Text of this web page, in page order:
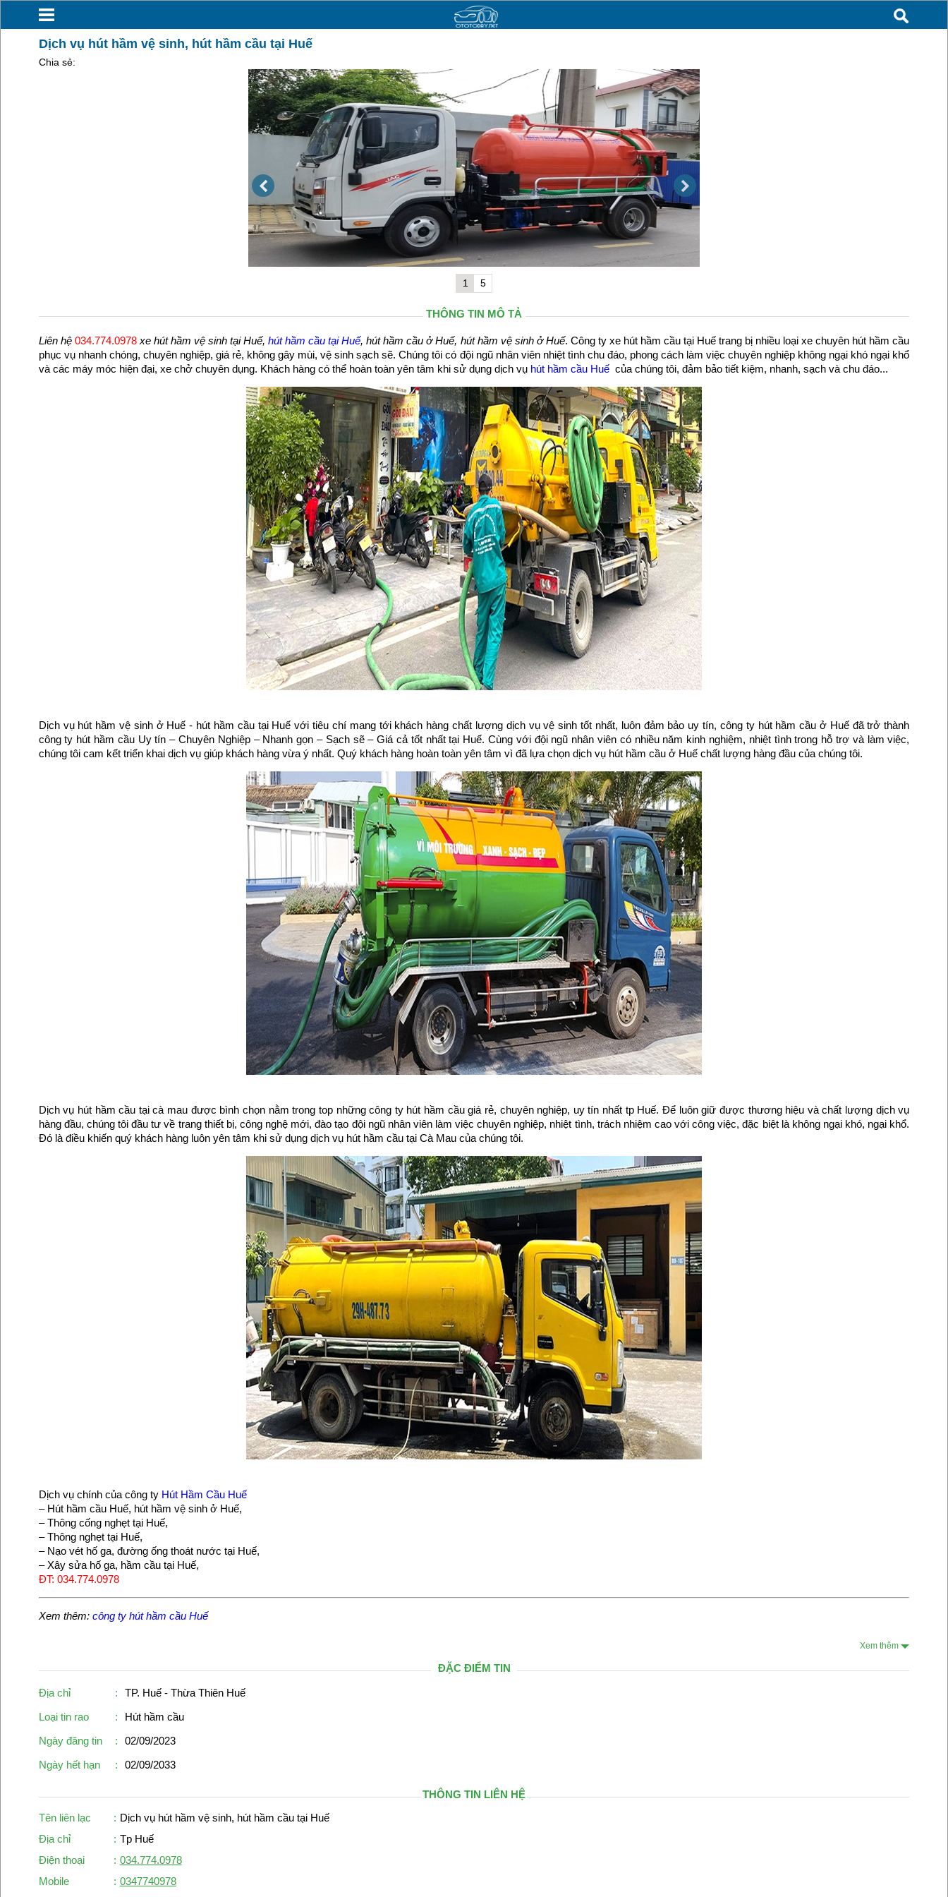
Dịch vụ hút hầm vệ sinh, hút hầm cầu tại Huế
Chia sẻ:
1 5
THÔNG TIN MÔ TẢ
Liên hệ 034.774.0978xe hút hầm vệ sinh tại Huế,hút hầm cầu tại Huế, hút hầm cầu ở Huế, hút hầm vệ sinh ở Huế. Công ty xe hút hầm cầu tại Huế trang bị nhiều loại xe chuyên hút hầm cầu
phục vụ nhanh chóng, chuyên nghiệp, giá rẻ, không gây mùi, vệ sinh sạch sẽ. Chúng tôi có đội ngũ nhân viên nhiệt tình chu đáo, phong cách làm việc chuyên nghiệp không ngại khó ngại khổ
và các máy móc hiện đại, xe chở chuyên dụng. Khách hàng có thể hoàn toàn yên tâm khi sử dụng dịch vụ hút hầm cầu Huếcủa chúng tôi, đảm bảo tiết kiệm, nhanh, sạch và chu đáo...
Dịch vụ hút hầm vệ sinh ở Huế - hút hầm cầu tại Huế với tiêu chí mang tới khách hàng chất lượng dịch vụ vệ sinh tốt nhất, luôn đảm bảo uy tín, công ty hút hầm cầu ở Huế đã trở thành
công ty hút hầm cầu Uy tín – Chuyên Nghiệp – Nhanh gọn – Sạch sẽ – Giá cả tốt nhất tại Huế. Cùng với đội ngũ nhân viên có nhiều năm kinh nghiệm, nhiệt tình trong hỗ trợ và làm việc,
chúng tôi cam kết triển khai dịch vụ giúp khách hàng vừa ý nhất. Quý khách hàng hoàn toàn yên tâm vì đã lựa chọn dịch vụ hút hầm cầu ở Huế chất lượng hàng đầu của chúng tôi.
Dịch vụ hút hầm cầu tại cà mau được bình chọn nằm trong top những công ty hút hầm cầu giá rẻ, chuyên nghiệp, uy tín nhất tp Huế. Để luôn giữ được thương hiệu và chất lượng dịch vụ
hàng đầu, chúng tôi đầu tư về trang thiết bị, công nghệ mới, đào tạo đội ngũ nhân viên làm việc chuyên nghiệp, nhiệt tình, trách nhiệm cao với công việc, đặc biệt là không ngại khó, ngại khổ.
Đó là điều khiến quý khách hàng luôn yên tâm khi sử dụng dịch vụ hút hầm cầu tại Cà Mau của chúng tôi.
Dịch vụ chính của công ty Hút Hầm Cầu Huế
– Hút hầm cầu Huế, hút hầm vệ sinh ở Huế,
– Thông cống nghẹt tại Huế,
– Thông nghẹt tại Huế,
– Nạo vét hố ga, đường ống thoát nước tại Huế,
– Xây sửa hố ga, hầm cầu tại Huế,
ĐT: 034.774.0978
Xem thêm: công ty hút hầm cầu Huế
Xem thêm
ĐẶC ĐIỂM TIN
Địa chỉ :
TP. Huế - Thừa Thiên Huế
Loại tin rao
:
Hút hầm cầu
Ngày đăng tin
:
02/09/2023
Ngày hết hạn
: 02/09/2033
THÔNG TIN LIÊN HỆ
Tên liên lạc
: Dịch vụ hút hầm vệ sinh, hút hầm cầu tại Huế
Địa chỉ
: Tp Huế
Điện thoại
: 034.774.0978
Mobile
: 0347740978